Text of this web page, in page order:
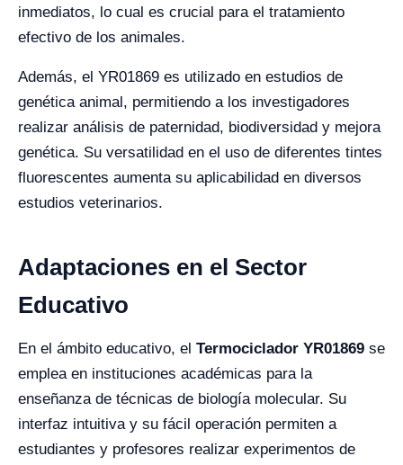
inmediatos, lo cual es crucial para el tratamiento
efectivo de los animales.
Además, el YR01869 es utilizado en estudios de
genética animal, permitiendo a los investigadores
realizar análisis de paternidad, biodiversidad y mejora
genética. Su versatilidad en el uso de diferentes tintes
fluorescentes aumenta su aplicabilidad en diversos
estudios veterinarios.
Adaptaciones en el Sector
Educativo
En el ámbito educativo, el Termociclador YR01869 se
emplea en instituciones académicas para la
enseñanza de técnicas de biología molecular. Su
interfaz intuitiva y su fácil operación permiten a
estudiantes y profesores realizar experimentos de